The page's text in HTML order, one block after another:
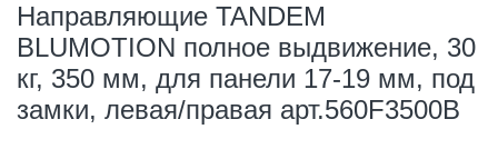
Направляющие TANDEM
BLUMOTION полное выдвижение, 30
кг, 350 мм, для панели 17-19 мм, под
замки, левая/правая арт.560F3500B